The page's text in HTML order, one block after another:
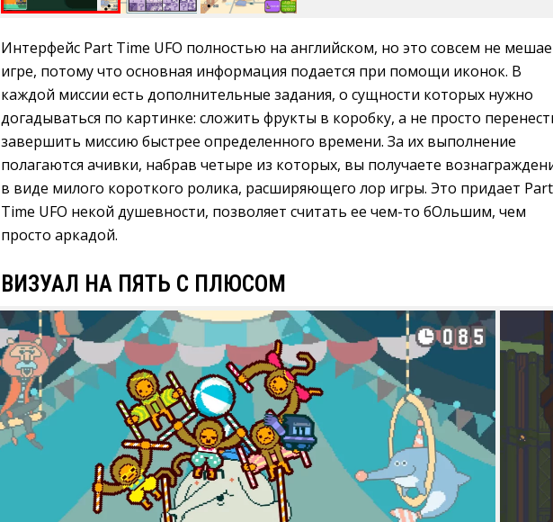
Интерфейс Part Time UFO полностью на английском, но это совсем не
игре, потому что основная информация подается при помощи иконок. В
каждой миссии есть дополнительные задания, о сущности которых нужно
догадываться по картинке: сложить фрукты в коробку, а не просто
завершить миссию быстрее определенного времени. За их выполнение
полагаются ачивки, набрав четыре из которых, вы получаете
в виде милого короткого ролика, расширяющего лор игры. Это придает Part
Time UFO некой душевности, позволяет считать ее чем-то бОльшим, чем
просто аркадой.
ВИЗУАЛ НА ПЯТЬ С ПЛЮСОМ